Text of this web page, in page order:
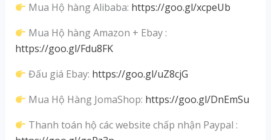
Mua Hộ hàng Alibaba: https://goo.gl/xcpeUb
Mua Hộ hàng Amazon + Ebay :
https://goo.gl/Fdu8FK
Đấu giá Ebay: https://goo.gl/uZ8cjG
Mua Hộ Hàng JomaShop: https://goo.gl/DnEmSu
Thanh toán hộ các website chấp nhận Paypal :